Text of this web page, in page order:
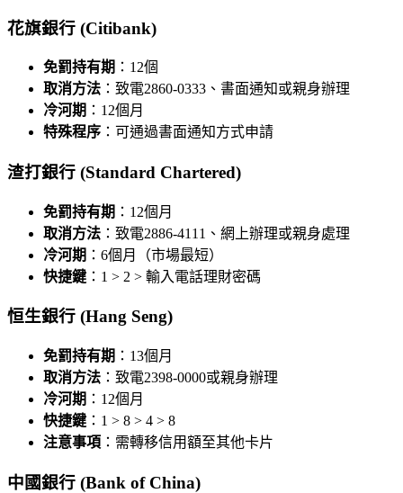
花旗銀行 (Citibank)
免罰持有期 ：12個
取消方法 ：致電2860-0333、書面通知或親身辦理
冷河期 ：12個月
特殊程序 ：可通過書面通知方式申請
渣打銀行 (Standard Chartered)
免罰持有期 ：12個月
取消方法 ：致電2886-4111、網上辦理或親身處理
冷河期 ：6個月（市場最短）
快捷鍵 ：1 > 2 > 輸入電話理財密碼
恒生銀行 (Hang Seng)
免罰持有期 ：13個月
取消方法 ：致電2398-0000或親身辦理
冷河期 ：12個月
快捷鍵 ：1 > 8 > 4 > 8
注意事項 ：需轉移信用額至其他卡片
中國銀行 (Bank of China)